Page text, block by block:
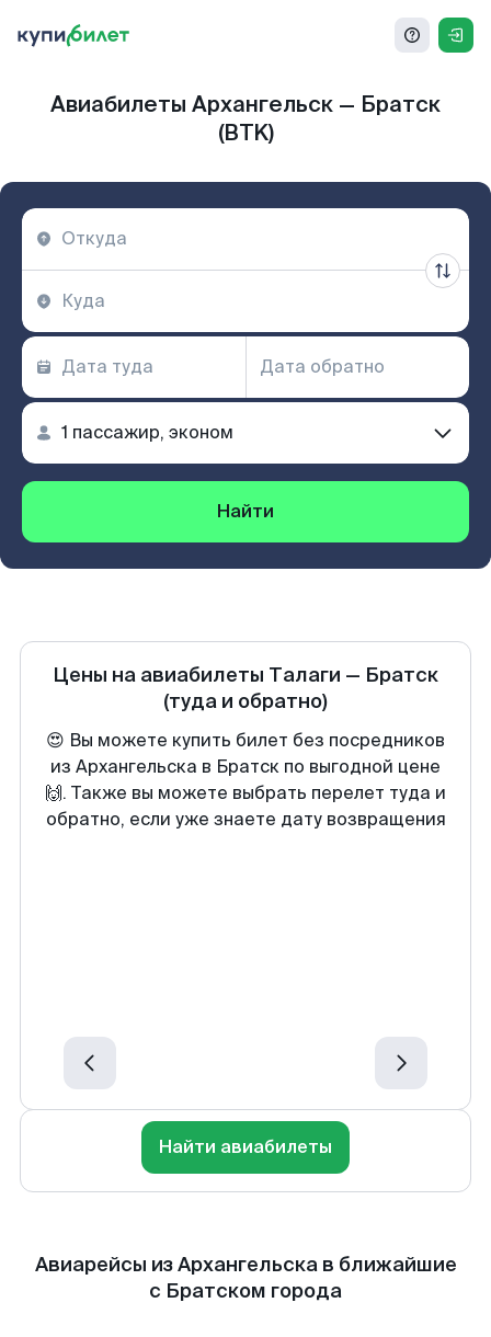
Авиабилеты Архангельск — Братск
(BTK)
Найти
Цены на авиабилеты Талаги — Братск
(туда и обратно)
😍 Вы можете купить билет без посредников
из Архангельска в Братск по выгодной цене
🙌. Также вы можете выбрать перелет туда и
обратно, если уже знаете дату возвращения
Найти авиабилеты
Авиарейсы из Архангельска в ближайшие
с Братском города